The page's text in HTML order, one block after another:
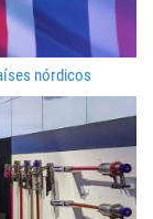
nórdicos